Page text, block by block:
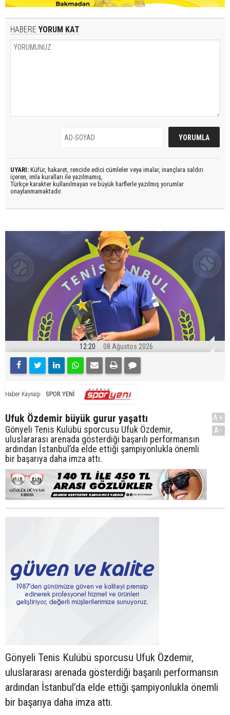
HABERE YORUM KAT
UYARI: Küfür, hakaret, rencide edici cümleler veya imalar, inançlara saldırı
içeren, imla kuralları ile yazılmamış,
Türkçe karakter kullanılmayan ve büyük harflerle yazılmış yorumlar
onaylanmamaktadır.
12:20 08 Ağustos 2026
Haber Kaynağı SPOR YENİ
Ufuk Özdemir büyük gurur yaşattı
Gönyeli Tenis Kulübü sporcusu Ufuk Özdemir,
uluslararası arenada gösterdiği başarılı performansın
ardından İstanbul’da elde ettiği şampiyonlukla önemli
bir başarıya daha imza attı.
A+
A-
Gönyeli Tenis Kulübü sporcusu Ufuk Özdemir,
uluslararası arenada gösterdiği başarılı performansın
ardından İstanbul’da elde ettiği şampiyonlukla önemli
bir başarıya daha imza attı.